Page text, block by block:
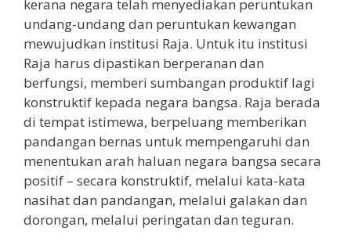
kerana negara telah menyediakan peruntukan
undang-undang dan peruntukan kewangan
mewujudkan institusi Raja. Untuk itu institusi
Raja harus dipastikan berperanan dan
berfungsi, memberi sumbangan produktif lagi
konstruktif kepada negara bangsa. Raja berada
di tempat istimewa, berpeluang memberikan
pandangan bernas untuk mempengaruhi dan
menentukan arah haluan negara bangsa secara
positif – secara konstruktif, melalui kata-kata
nasihat dan pandangan, melalui galakan dan
dorongan, melalui peringatan dan teguran.